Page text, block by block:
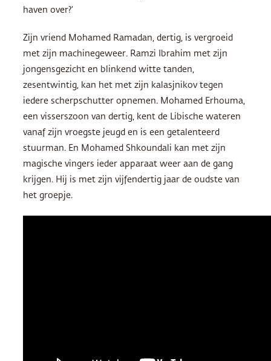
haven over?’
Zijn vriend Mohamed Ramadan, dertig, is vergroeid
met zijn machinegeweer. Ramzi Ibrahim met zijn
jongensgezicht en blinkend witte tanden,
zesentwintig, kan het met zijn kalasjnikov tegen
iedere scherpschutter opnemen. Mohamed Erhouma,
een visserszoon van dertig, kent de Libische wateren
vanaf zijn vroegste jeugd en is een getalenteerd
stuurman. En Mohamed Shkoundali kan met zijn
magische vingers ieder apparaat weer aan de gang
krijgen. Hij is met zijn vijfendertig jaar de oudste van
het groepje.